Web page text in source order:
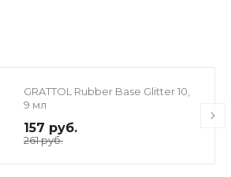
GRATTOL Rubber Base Glitter 10,
9 мл
157 руб.
261 руб.